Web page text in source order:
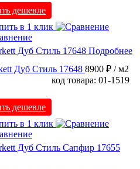
дешевле
в 1 клик
Подробнее
Дуб Стиль 17648 8900 ₽ / м2
код товара: 01-1519
дешевле
в 1 клик